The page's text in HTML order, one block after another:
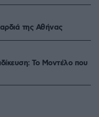
της Αθήνας
Το Mοντέλο που